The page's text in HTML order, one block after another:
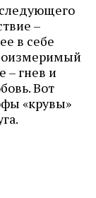
–
в себе
– гнев и
Вот
«крувы»